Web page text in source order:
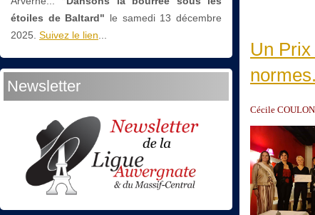
étoiles de Baltard" le samedi 13 décembre
2025. Suivez le lien
Newsletter
Un
Cécile